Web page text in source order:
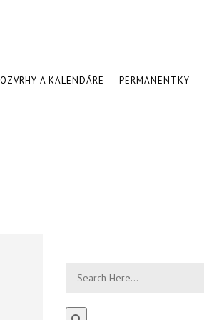
A KALENDÁRE PERMANENTKY